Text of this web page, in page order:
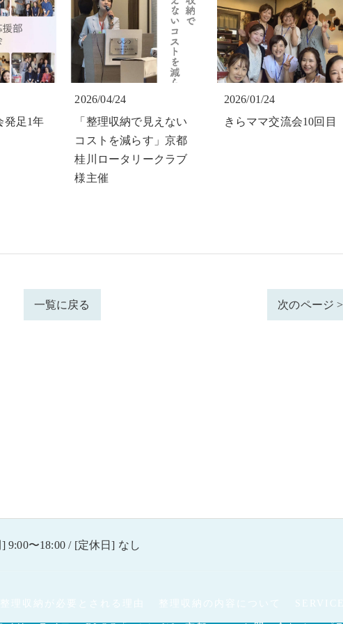
発足1年
2026/04/24
「整理収納で見えない
コストを減らす」京都
桂川ロータリークラブ
様主催
2026/01/24
きらママ交流会10回目
一覧に戻る 次のページ >
9:00〜18:00 / [定休日] なし
整理収納が必要とされる理由 整理収納の内容について